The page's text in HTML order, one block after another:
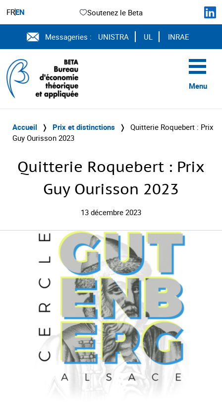
FREN Soutenez le Beta
Messageries : UNISTRA UL INRAE
Menu
Accueil ❭ Prix et distinctions ❭ Quitterie Roquebert : Prix
Guy Ourisson 2023
Quitterie Roquebert : Prix
Guy Ourisson 2023
13 décembre 2023